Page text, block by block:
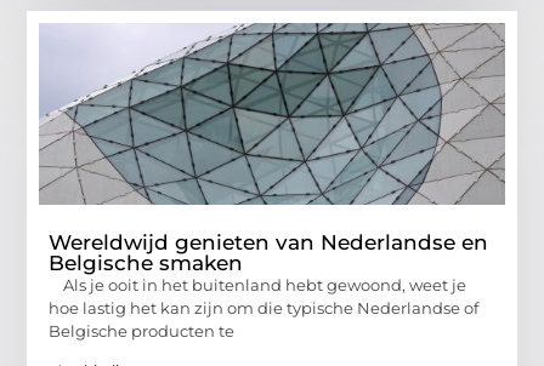
Wereldwijd genieten van Nederlandse en
Belgische smaken
Als je ooit in het buitenland hebt gewoond, weet je
hoe lastig het kan zijn om die typische Nederlandse of
Belgische producten te